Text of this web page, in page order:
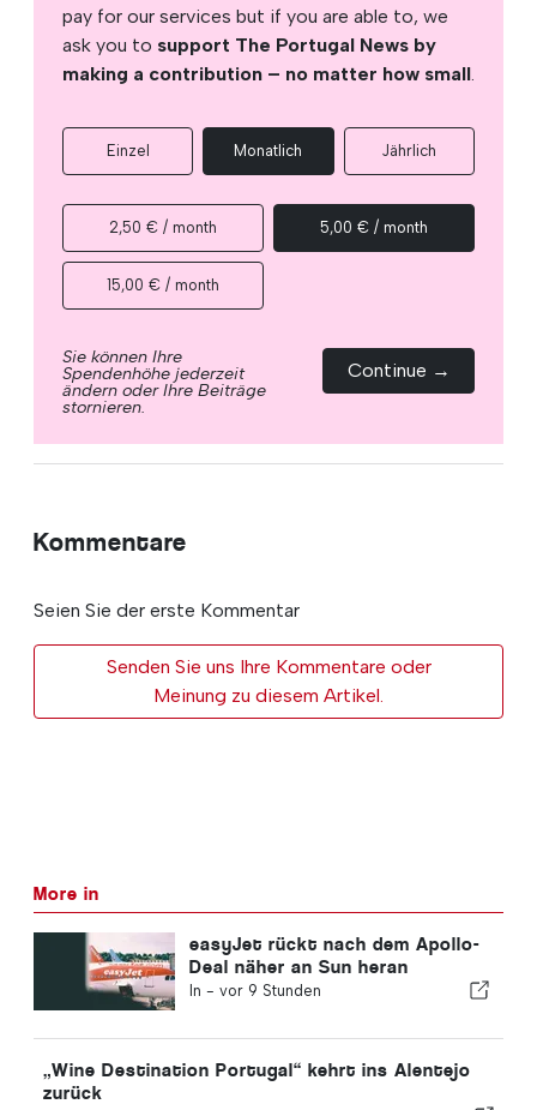
pay for our services but if you are able to, we
ask you to support The Portugal News by
making a contribution – no matter how small.
Einzel Monatlich Jährlich
2,50 € / month 5,00 € / month
15,00 € / month
Sie können Ihre
Spendenhöhe jederzeit
ändern oder Ihre Beiträge
stornieren.
Continue →
Kommentare
Seien Sie der erste Kommentar
Senden Sie uns Ihre Kommentare oder
Meinung zu diesem Artikel.
More in
easyJet rückt nach dem Apollo-
Deal näher an Sun heran
In - vor 9 Stunden
„Wine Destination Portugal“ kehrt ins Alentejo
zurück